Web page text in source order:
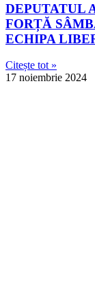
DEPUTATUL
FORȚĂ
ECHIPA
Citește tot »
17 noiembrie 2024